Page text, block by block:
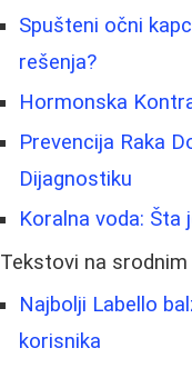
Spušteni očni
rešenja?
Hormonska
Prevencija Raka
Dijagnostiku
Koralna voda: Šta
Tekstovi na
Najbolji Labello
korisnika